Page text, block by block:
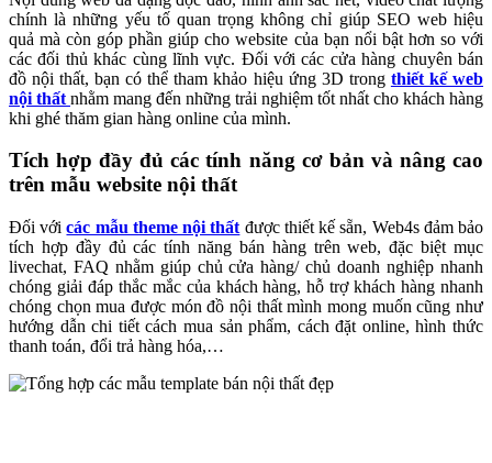
chính là những yếu tố quan trọng không chỉ giúp SEO web hiệu
quả mà còn góp phần giúp cho website của bạn nổi bật hơn so với
các đối thủ khác cùng lĩnh vực. Đối với các cửa hàng chuyên bán
đồ nội thất, bạn có thể tham khảo hiệu ứng 3D trong thiết kế web
nội thất nhằm mang đến những trải nghiệm tốt nhất cho khách hàng
khi ghé thăm gian hàng online của mình.
Tích hợp đầy đủ các tính năng cơ bản và nâng cao
trên mẫu website nội thất
Đối vớicác mẫu theme nội thất được thiết kế sẵn, Web4s đảm bảo
tích hợp đầy đủ các tính năng bán hàng trên web, đặc biệt mục
livechat, FAQ nhằm giúp chủ cửa hàng/ chủ doanh nghiệp nhanh
chóng giải đáp thắc mắc của khách hàng, hỗ trợ khách hàng nhanh
chóng chọn mua được món đồ nội thất mình mong muốn cũng như
hướng dẫn chi tiết cách mua sản phẩm, cách đặt online, hình thức
thanh toán, đổi trả hàng hóa,…